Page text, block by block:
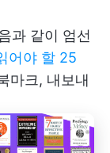
과 같이 엄선
어야 할 25
마크, 내보내